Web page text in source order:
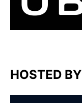
HOSTED BY